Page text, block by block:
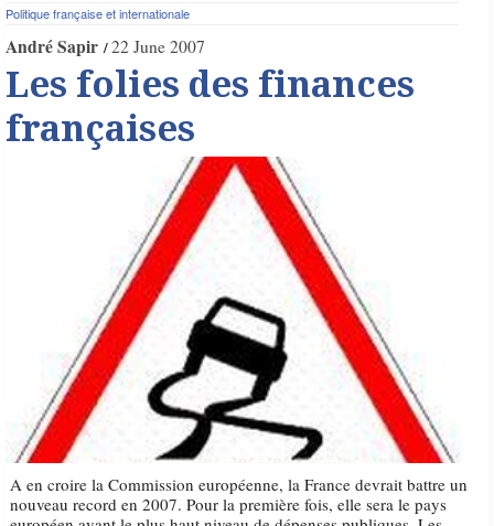
Politique française et internationale
André Sapir 22 June 2007
Les folies des finances
françaises
A en croire la Commission européenne, la France devrait battre un
nouveau record en 2007. Pour la première fois, elle sera le pays